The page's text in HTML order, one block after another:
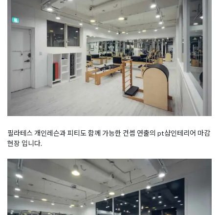
필라테스 개인레슨과 피티도 함께 가능한 컨셉 연출의 pt샵인테리어 마감
현장 입니다.